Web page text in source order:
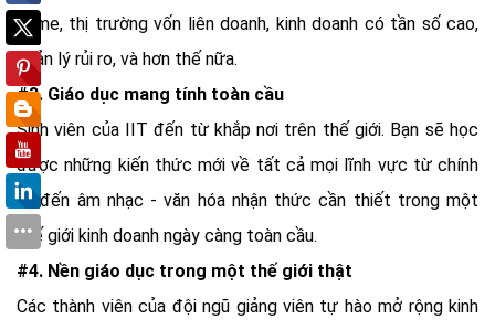
game, thị trường vốn liên doanh, kinh doanh có tần số cao,
quản lý rủi ro, và hơn thế nữa.
#3. Giáo dục mang tính toàn cầu
Sinh viên của IIT đến từ khắp nơi trên thế giới. Bạn sẽ học
được những kiến thức mới về tất cả mọi lĩnh vực từ chính
trị đến âm nhạc - văn hóa nhận thức cần thiết trong một
thế giới kinh doanh ngày càng toàn cầu.
#4. Nền giáo dục trong một thế giới thật
Các thành viên của đội ngũ giảng viên tự hào mở rộng kinh